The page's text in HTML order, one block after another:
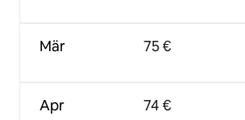
Mär
Apr
75 €
74 €